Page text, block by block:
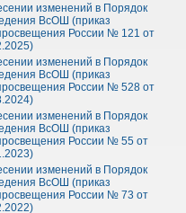
изменений в Порядок
ВсОШ (приказ
России № 121 от
изменений в Порядок
ВсОШ (приказ
России № 528 от
изменений в Порядок
ВсОШ (приказ
России № 55 от
изменений в Порядок
ВсОШ (приказ
России № 73 от